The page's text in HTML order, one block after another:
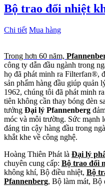
Bộ trao đổi nhiệt
Chi tiết Mua hàng
Trong hơn 60 năm,
công ty dẫn đầu ngành trong
họ đã phát minh ra Filterfan®,
sản phẩm hàng đầu giúp quản
1962, chúng tôi đã phát minh
tiên không cần thay bóng đèn
tưởng Đại lý Pfannenberg
móc và môi trường. Sức mạnh
đáng tin cậy hàng đầu trong
khắt khe về công nghệ.
Hoàng Thiên Phát là Đại lý
chuyên cung cấp: Bộ trao đổi
không khí, Bộ điều nhiệt, Bộ
Pfannenberg, Bộ làm mát,